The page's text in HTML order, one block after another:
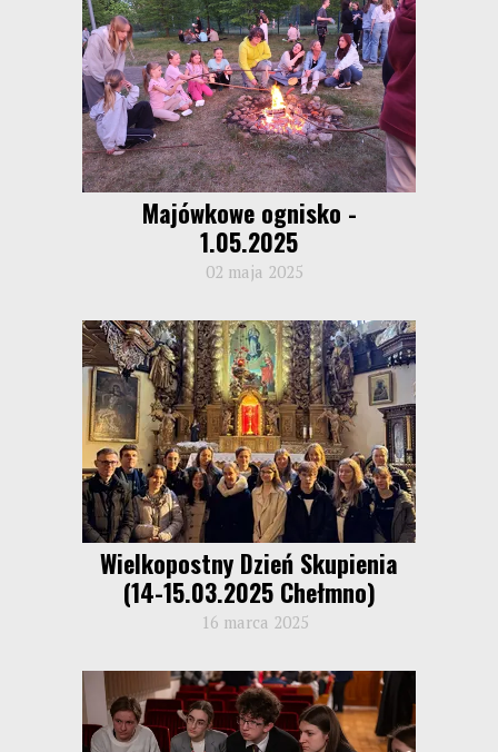
Majówkowe ognisko -
1.05.2025
02 maja 2025
Wielkopostny Dzień Skupienia
(14-15.03.2025 Chełmno)
16 marca 2025